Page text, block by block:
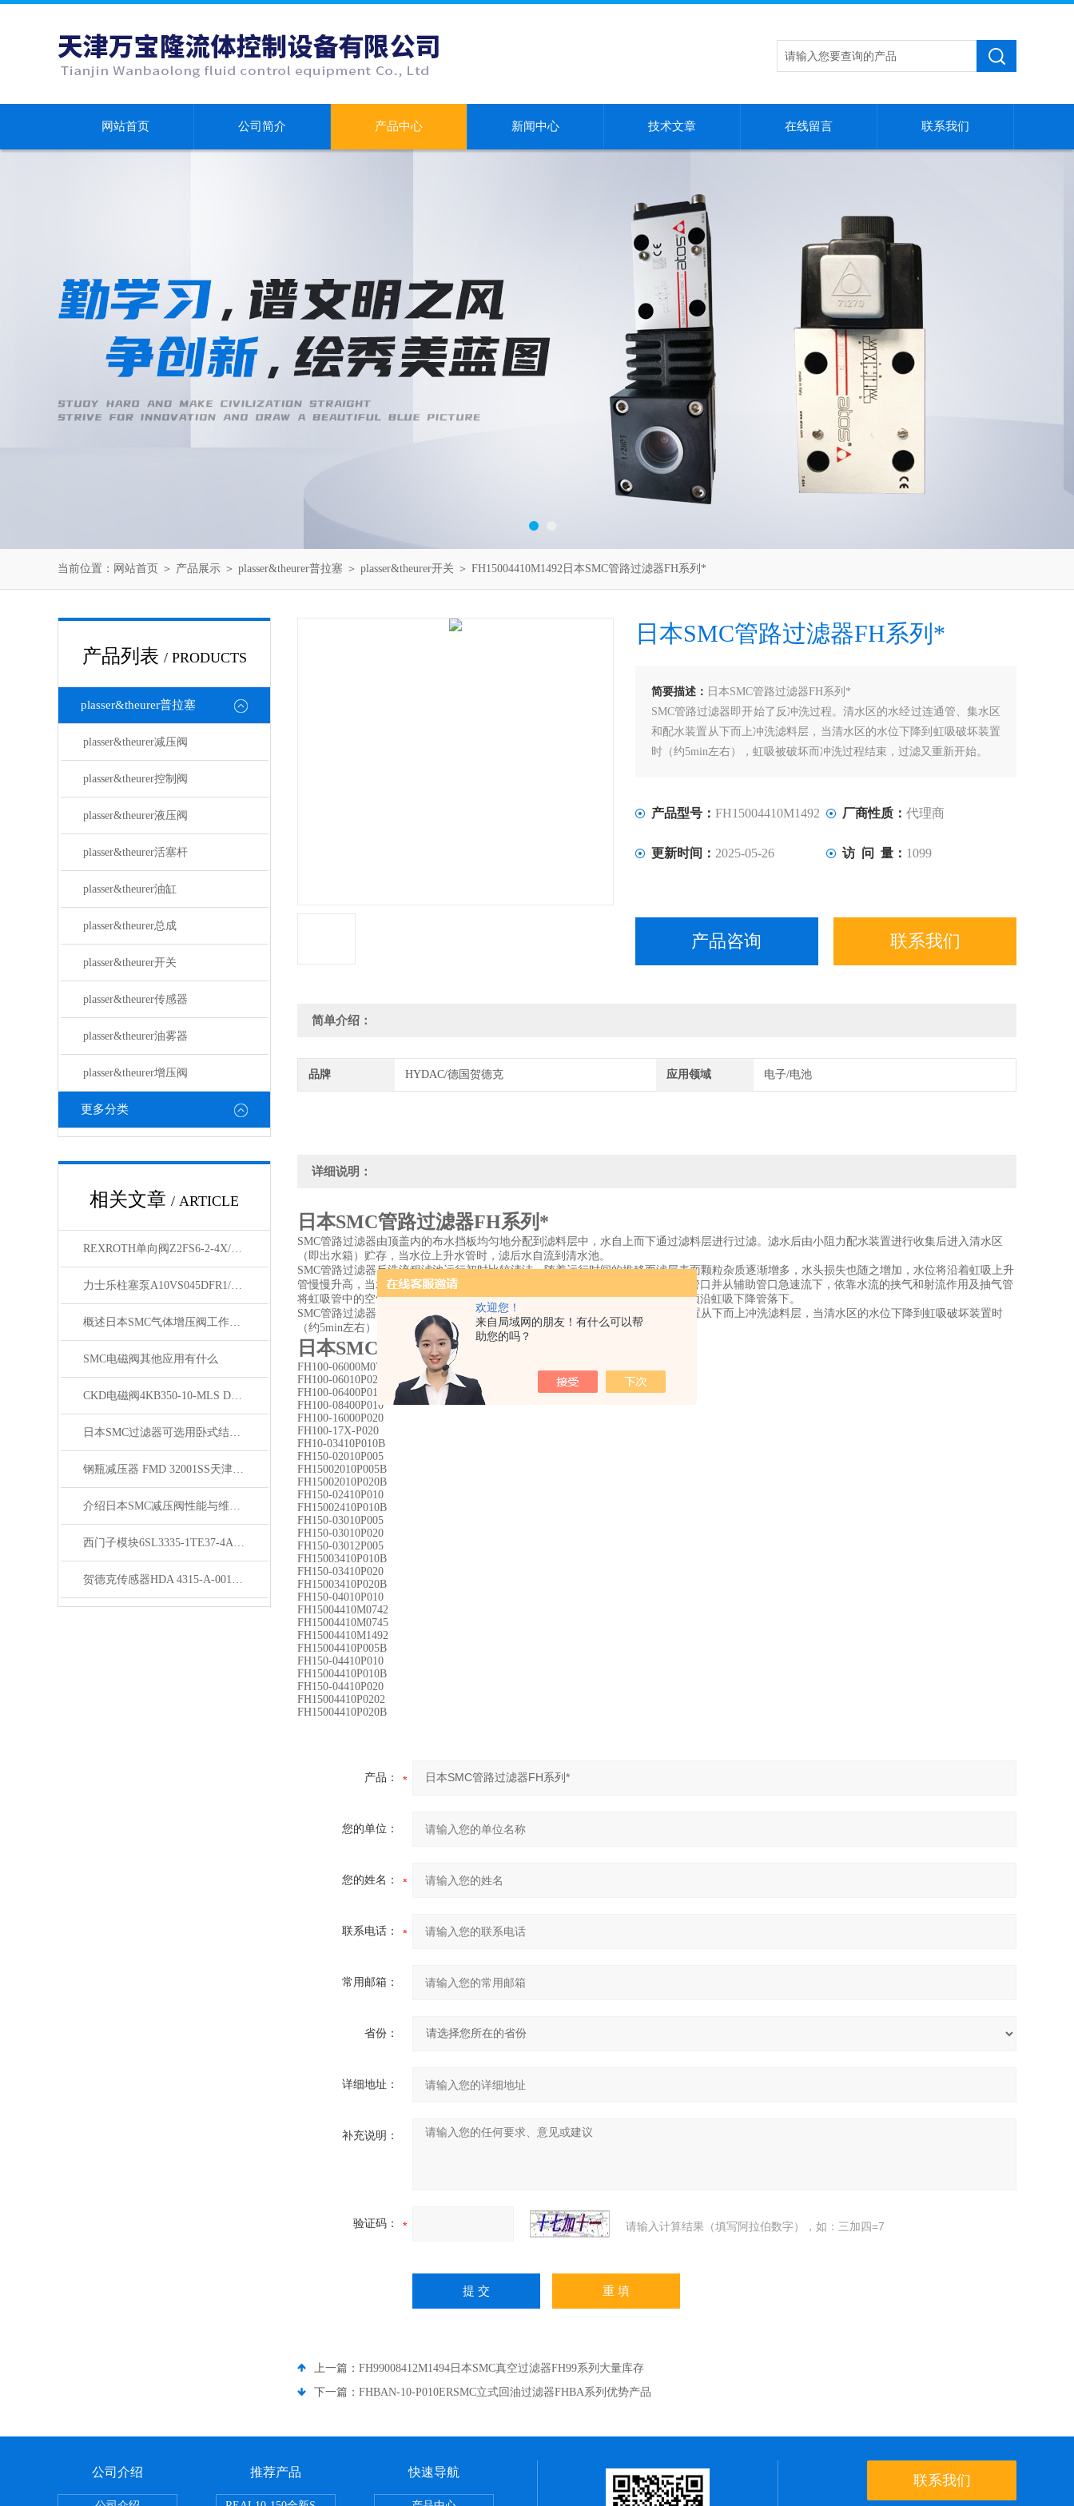
欢迎您！
来自局域网的朋友！有什么可以帮
助您的吗？
网站首页 公司简介 产品中心 新闻中心 技术文章 在线留言 联系我们
当前位置： 网站首页 ＞ 产品展示 ＞ plasser&theurer普拉塞 ＞ plasser&theurer开关 ＞ FH15004410M1492日本SMC管路过滤器FH系列*
产品列表 / PRODUCTS
plasser&theurer普拉塞
plasser&theurer减压阀
plasser&theurer控制阀
plasser&theurer液压阀
plasser&theurer活塞杆
plasser&theurer油缸
plasser&theurer总成
plasser&theurer开关
plasser&theurer传感器
plasser&theurer油雾器
plasser&theurer增压阀
更多分类
相关文章 / ARTICLE
REXROTH单向阀Z2FS6-2-4X/1QV现货
力士乐柱塞泵A10VS045DFR1/31R-PPA12N00现货
概述日本SMC气体增压阀工作原理
SMC电磁阀其他应用有什么
CKD电磁阀4KB350-10-MLS DC24V常规现货
日本SMC过滤器可选用卧式结构、配用60寸滤芯使用
钢瓶减压器 FMD 32001SS天津现货销售
介绍日本SMC减压阀性能与维护技巧
西门子模块6SL3335-1TE37-4AA0现货
贺德克传感器HDA 4315-A-0010-000-F1现货库存
日本SMC管路过滤器FH系列*
简要描述： 日本SMC管路过滤器FH系列*
SMC管路过滤器即开始了反冲洗过程。清水区的水经过连通管、集水区
和配水装置从下而上冲洗滤料层，当清水区的水位下降到虹吸破坏装置
时（约5min左右），虹吸被破坏而冲洗过程结束，过滤又重新开始。
产品型号： FH15004410M1492 厂商性质： 代理商
更新时间： 2025-05-26 访 问 量： 1099
产品咨询 联系我们
简单介绍：
品牌 HYDAC/德国贺德克 应用领域 电子/电池
详细说明：
日本SMC管路过滤器FH系列*
SMC管路过滤器由顶盖内的布水挡板均匀地分配到滤料层中，水自上而下通过滤料层进行过滤。滤水后由小阻力配水装置进行收集后进入清水区
（即出水箱）贮存，当水位上升水管时，滤后水自流到清水池。
SMC管路过滤器反洗流程滤池运行初时比较清洁，随着运行时间的推移而滤层表面颗粒杂质逐渐增多，水头损失也随之增加，水位将沿着虹吸上升
管慢慢升高，当水头损失增加到定程度后，虹吸上升管中的水位上升到虹吸辅助管口并从辅助管口急速流下，依靠水流的挟气和射流作用及抽气管
将虹吸管中的空气带走，使虹吸管形成真空，虹吸上升管中的水就大量地越过管顶沿虹吸下降管落下。
SMC管路过滤器即开始了反冲洗过程。清水区的水经过连通管、集水区和配水装置从下而上冲洗滤料层，当清水区的水位下降到虹吸破坏装置时
（约5min左右），虹吸被破坏而冲洗过程结束，过滤又重新开始。
日本SMC管路过滤器FH系列*
FH100-06000M074
FH100-06010P020
FH100-06400P010
FH100-08400P010
FH100-16000P020
FH100-17X-P020
FH10-03410P010B
FH150-02010P005
FH15002010P005B
FH15002010P020B
FH150-02410P010
FH15002410P010B
FH150-03010P005
FH150-03010P020
FH150-03012P005
FH15003410P010B
FH150-03410P020
FH15003410P020B
FH150-04010P010
FH15004410M0742
FH15004410M0745
FH15004410M1492
FH15004410P005B
FH150-04410P010
FH15004410P010B
FH150-04410P020
FH15004410P0202
FH15004410P020B
产品：
您的单位：
您的姓名：
联系电话：
常用邮箱：
省份：
详细地址：
补充说明：
验证码： 请输入计算结果（填写阿拉伯数字），如：三加四=7
上一篇： FH99008412M1494日本SMC真空过滤器FH99系列大量库存
下一篇： FHBAN-10-P010ERSMC立式回油过滤器FHBA系列优势产品
公司介绍 推荐产品 快速导航
联系我们